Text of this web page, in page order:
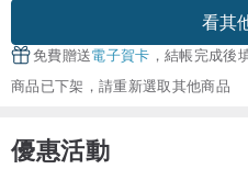
看其
免費贈送電子賀卡 ，結帳完成後
商品已下架，請重新選取其他商品
優惠活動